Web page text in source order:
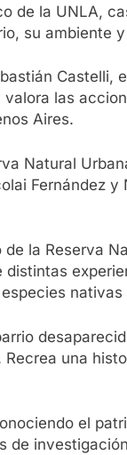
de la UNLA,
su ambiente
las
Aires.
Natural
Fernández
la Reserva
distintas
una
el
de